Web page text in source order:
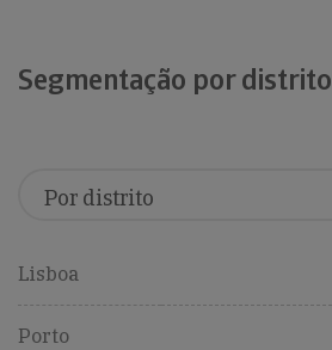
Segmentação por distrito
Lisboa
Porto